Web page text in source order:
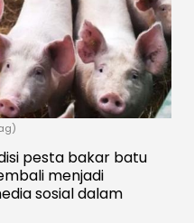
pesta bakar batu
menjadi
sosial dalam